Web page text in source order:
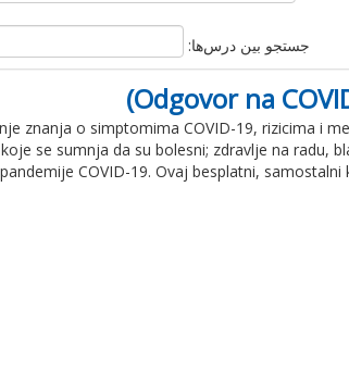
جستجو بین درس‌ها:
Odgovor na
znanja o simptomima COVID-19, rizicima i
se sumnja da su bolesni; zdravlje na radu,
COVID-19. Ovaj besplatni,